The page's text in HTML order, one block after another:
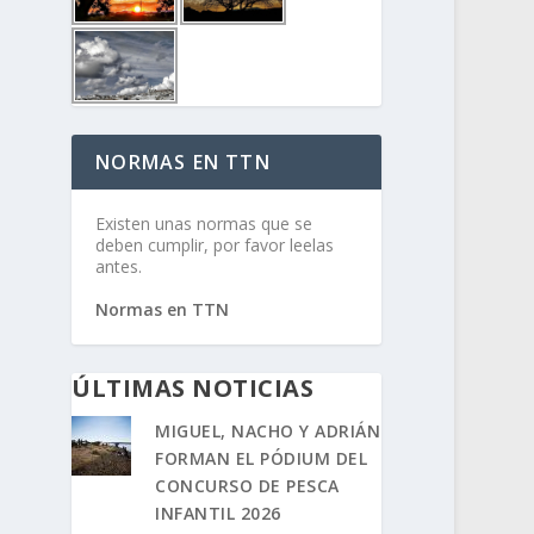
NORMAS EN TTN
Existen unas normas que se
deben cumplir, por favor leelas
antes.
Normas en TTN
ÚLTIMAS NOTICIAS
MIGUEL, NACHO Y ADRIÁN
FORMAN EL PÓDIUM DEL
CONCURSO DE PESCA
INFANTIL 2026